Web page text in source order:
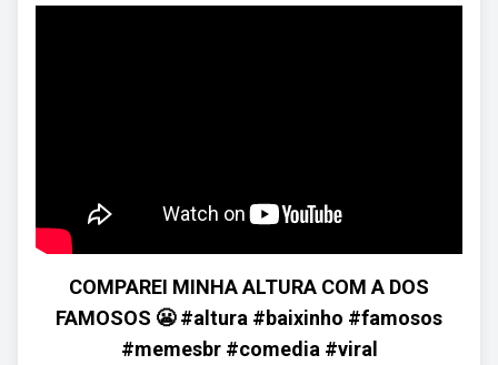
COMPAREI MINHA ALTURA COM A DOS
FAMOSOS 😬 #altura #baixinho #famosos
#memesbr #comedia #viral